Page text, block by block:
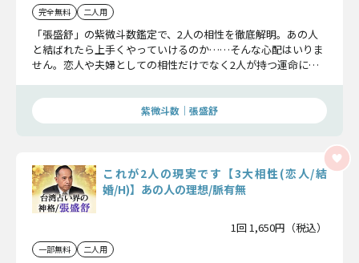
完全無料 二人用
「張盛舒」の紫微斗数鑑定で、2人の相性を徹底解明。あの人
と結ばれたら上手くやっていけるのか……そんな心配はいりま
せん。恋人や夫婦としての相性だけでなく2人が持つ運命につ
ます。
紫微斗数｜張盛舒
これが2人の現実です【3大相性(恋人/結
婚/H)】あの人の理想/脈有無
1回 1,650円（税込）
一部無料 二人用